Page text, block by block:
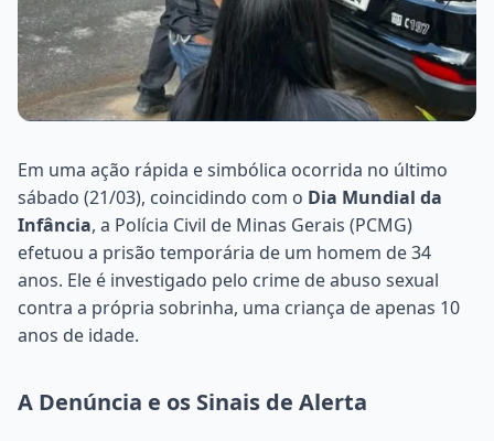
Em uma ação rápida e simbólica ocorrida no último
sábado (21/03), coincidindo com o Dia Mundial da
Infância, a Polícia Civil de Minas Gerais (PCMG)
efetuou a prisão temporária de um homem de 34
anos. Ele é investigado pelo crime de abuso sexual
contra a própria sobrinha, uma criança de apenas 10
anos de idade.
A Denúncia e os Sinais de Alerta